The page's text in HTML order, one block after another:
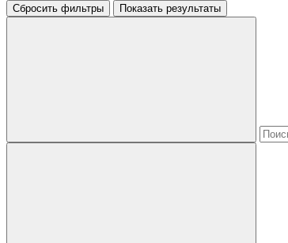
Сбросить фильтры
Показать результаты